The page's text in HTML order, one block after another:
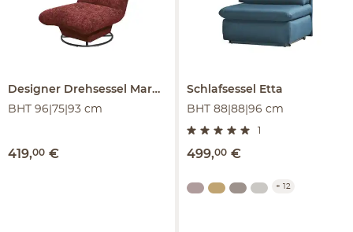
Designer Drehsessel
Maranello Lux
BHT 96|75|93 cm
419,00 €
Schlafsessel
Etta
BHT 88|88|96 cm
1
499,00 €
+ 12